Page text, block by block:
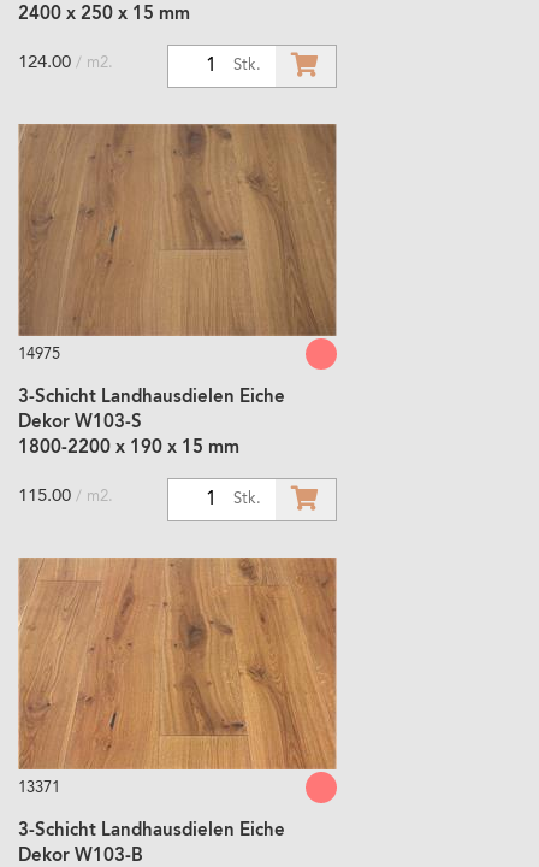
2400 x 250 x 15 mm
Stk.
124.00 / m2.
14975
3-Schicht Landhausdielen Eiche
Dekor W103-S
1800-2200 x 190 x 15 mm
Stk.
115.00 / m2.
13371
3-Schicht Landhausdielen Eiche
Dekor W103-B